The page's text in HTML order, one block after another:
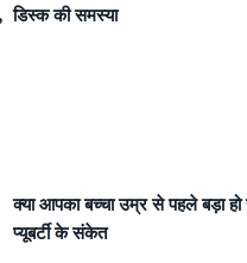
डिस्क की समस्या
क्या आपका बच्चा उम्र से पहले बड़ा हो
प्यूबर्टी के संकेत